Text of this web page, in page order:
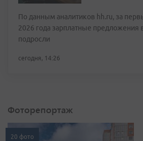
По данным аналитиков hh.ru, за
2026 года зарплатные предложения
подросли
сегодня, 14:26
Фоторепортаж
20 фото